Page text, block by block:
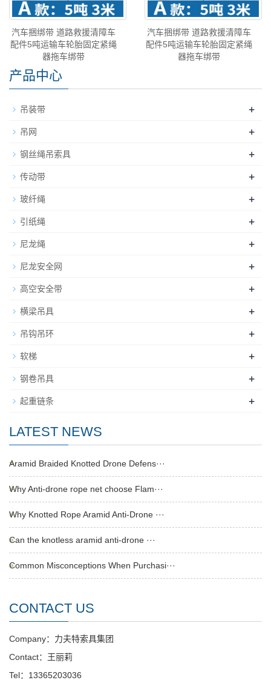
汽车捆绑带 道路救援清障车
配件5吨运输车轮胎固定紧绳
器拖车绑带
汽车捆绑带 道路救援清障车
配件5吨运输车轮胎固定紧绳
器拖车绑带
产品中心
吊装带 +
吊网 +
钢丝绳吊索具 +
传动带 +
玻纤绳 +
引纸绳 +
尼龙绳 +
尼龙安全网 +
高空安全带 +
横梁吊具 +
吊钩吊环 +
软梯 +
钢卷吊具 +
起重链条 +
LATEST NEWS
Aramid Braided Knotted Drone Defens···
Why Anti-drone rope net choose Flam···
Why Knotted Rope Aramid Anti-Drone ···
Can the knotless aramid anti-drone ···
Common Misconceptions When Purchasi···
CONTACT US
Company：力夫特索具集团
Contact：王丽莉
Tel：13365203036